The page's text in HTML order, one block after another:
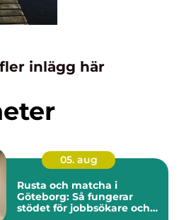
inlägg här
05. aug
Rusta och matcha i
Göteborg: Så fungerar
stödet för jobbsökare och